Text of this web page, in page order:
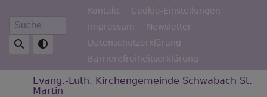
zum
Inhalt
Suche
Fußbereichsmenü
Kontakt
Cookie-Einstellungen
Impressum
Newsletter
Datenschutzerklärung
Barrierefreiheitserklärung
Evang.-Luth. Kirchengemeinde Schwabach St.
Martin